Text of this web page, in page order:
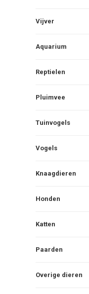
Vijver
Aquarium
Reptielen
Pluimvee
Tuinvogels
Vogels
Knaagdieren
Honden
Katten
Paarden
Overige dieren